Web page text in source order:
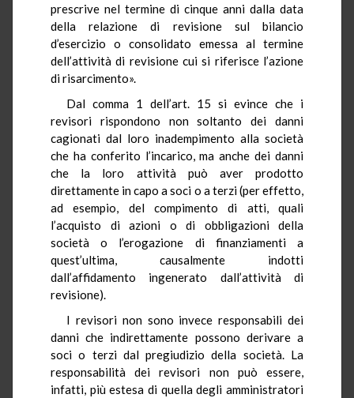
prescrive nel termine di cinque anni dalla data
della relazione di revisione sul bilancio
d’esercizio o consolidato emessa al termine
dell’attività di revisione cui si riferisce l’azione
di risarcimento».
Dal comma 1 dell’art. 15 si evince che i
revisori rispondono non soltanto dei danni
cagionati dal loro inadempimento alla società
che ha conferito l’incarico, ma anche dei danni
che la loro attività può aver prodotto
direttamente in capo a soci o a terzi (per effetto,
ad esempio, del compimento di atti, quali
l’acquisto di azioni o di obbligazioni della
società o l’erogazione di finanziamenti a
quest’ultima, causalmente indotti
dall’affidamento ingenerato dall’attività di
revisione).
I revisori non sono invece responsabili dei
danni che indirettamente possono derivare a
soci o terzi dal pregiudizio della società. La
responsabilità dei revisori non può essere,
infatti, più estesa di quella degli amministratori